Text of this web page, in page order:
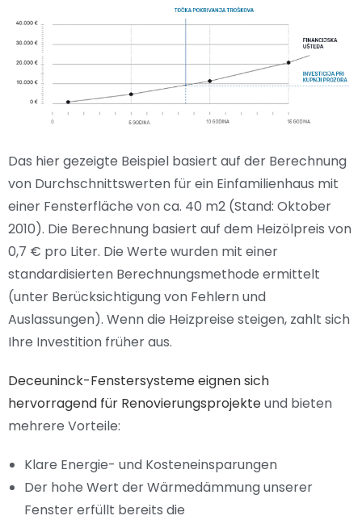
Das hier gezeigte Beispiel basiert auf der Berechnung
von Durchschnittswerten für ein Einfamilienhaus mit
einer Fensterfläche von ca. 40 m2 (Stand: Oktober
2010). Die Berechnung basiert auf dem Heizölpreis von
0,7 € pro Liter. Die Werte wurden mit einer
standardisierten Berechnungsmethode ermittelt
(unter Berücksichtigung von Fehlern und
Auslassungen). Wenn die Heizpreise steigen, zahlt sich
Ihre Investition früher aus.
Deceuninck-Fenstersysteme eignen sich
hervorragend für Renovierungsprojekteund bieten
mehrere Vorteile:
Klare Energie- und Kosteneinsparungen
Der hohe Wert der Wärmedämmung unserer
Fenster erfüllt bereits die